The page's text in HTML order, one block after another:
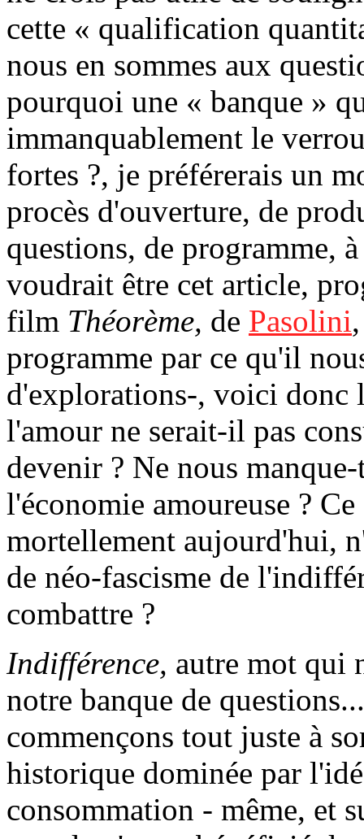
cette « qualification
nous en sommes aux
pourquoi une « banque »
immanquablement le
fortes ?, je préférerais un
procès d'ouverture, de
questions, de programme,
voudrait être cet article,
film Théorème, de Pasolini
programme par ce qu'il
d'explorations-, voici donc
l'amour ne serait-il pas
devenir ? Ne nous
l'économie amoureuse ?
mortellement aujourd'hui,
de néo-fascisme de
combattre ?
Indifférence, autre mot qui
notre banque de
commençons tout juste à
historique dominée par
consommation - même, et